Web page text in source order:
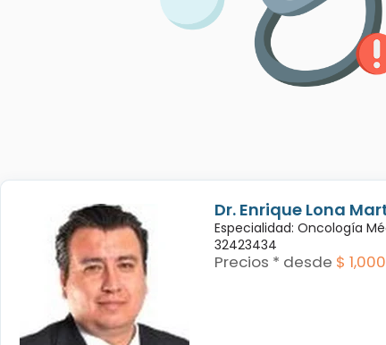
Dr. Enrique Lona
Especialidad: Oncología
32423434
Precios * desde $ 1,000